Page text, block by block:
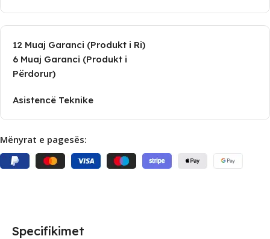
12 Muaj Garanci (Produkt i Ri)
6 Muaj Garanci (Produkt i
Përdorur)
Asistencë Teknike
Mënyrat e pagesës:
Specifikimet